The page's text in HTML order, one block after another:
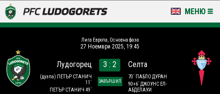
МЕНЮ
LUDOGORETS TV
НА ТЕРЕНА
Лига Европа, Основна фаза
27 Ноември 2025, 19:45
Лудогорец
(дузпа) ПЕТЪР СТАНИЧ
11´
ПЕТЪР СТАНИЧ 49´
3 : 2
ЗАВЪРШИЛ
Селта
70´ ПАБЛО ДУРАН
90+6´ ДЖОУНС ЕЛ-
АБДЕЛАУИ